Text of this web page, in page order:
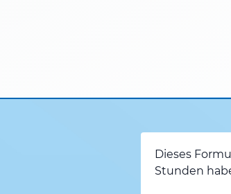
Dieses
Stunden